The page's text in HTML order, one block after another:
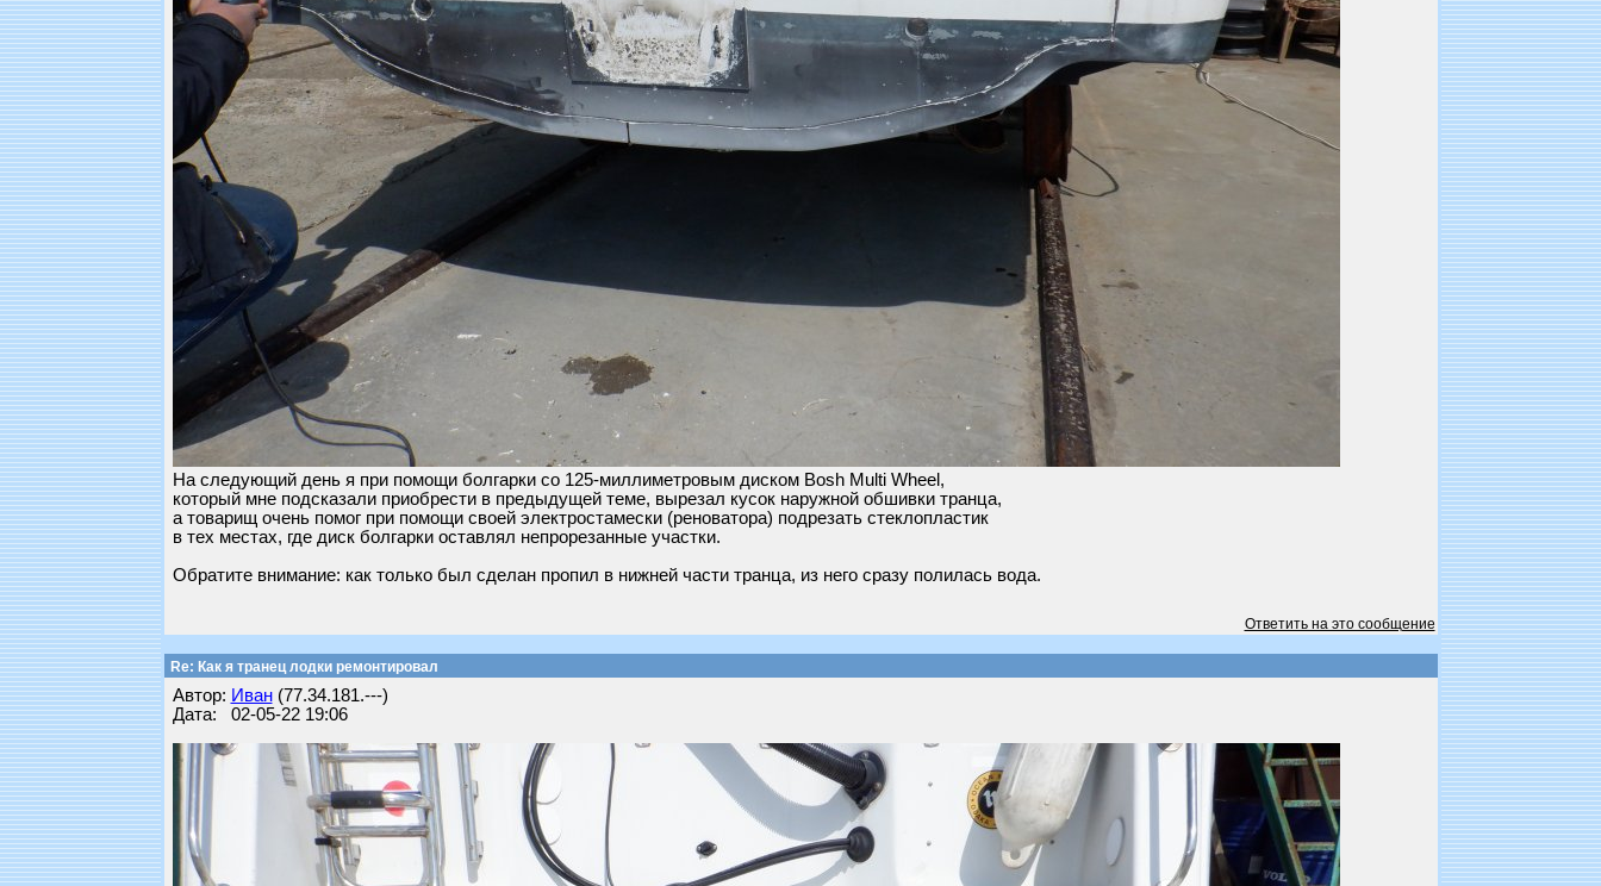
На следующий день я при помощи болгарки со 125-миллиметровым диском Bosh Multi Wheel,
который мне подсказали приобрести в предыдущей теме, вырезал кусок наружной обшивки транца,
а товарищ очень помог при помощи своей электростамески (реноватора) подрезать стеклопластик
в тех местах, где диск болгарки оставлял непрорезанные участки.
Обратите внимание: как только был сделан пропил в нижней части транца, из него сразу полилась вода.
Ответить на это сообщение
Re: Как я транец лодки ремонтировал
Автор: Иван(77.34.181.---)
Дата: 02-05-22 19:06